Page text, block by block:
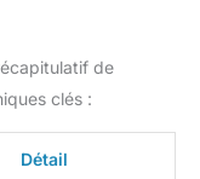
de
clés :
Détail